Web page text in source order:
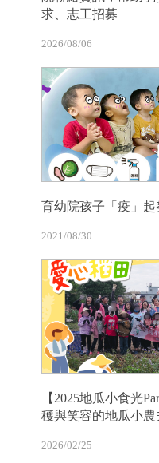
求、志工招募
2026/08/06
育幼院孩子「疫」
2021/08/30
【2025地瓜小食光
穫與笑容的地瓜小農
2026/02/25